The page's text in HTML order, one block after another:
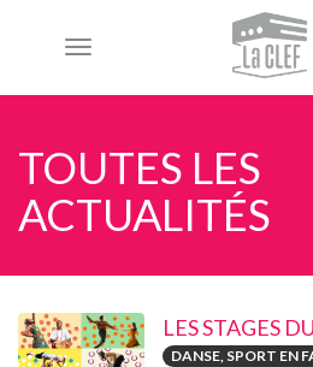
Toggle
TOUTES LES
ACTUALITÉS
LES STAGES
DANSE, SPORT EN